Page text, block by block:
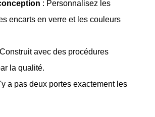
: Personnalisez les
encarts en verre et les couleurs
Construit avec des procédures
la qualité.
a pas deux portes exactement les